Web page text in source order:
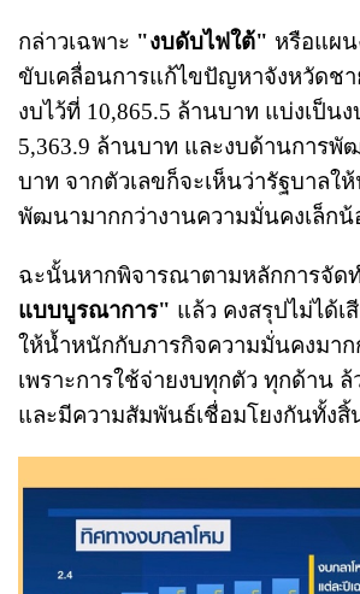
กล่าวเฉพาะ "งบดับไฟใต้" หรือแผ
ขับเคลื่อนการแก้ไขปัญหาจังหวัดช
งบไว้ที่ 10,865.5 ล้านบาท แบ่งเป็น
5,363.9 ล้านบาท และงบด้านการพั
บาท จากตัวเลขก็จะเห็นว่ารัฐบาลใ
พัฒนามากกว่างานความมั่นคงเล็กน้
ฉะนั้นหากพิจารณาตามหลักการจัด
แบบบูรณาการ" แล้ว คงสรุปไม่ได้เ
ให้น้ำหนักกับภารกิจความมั่นคงมาก
เพราะการใช้จ่ายงบทุกตัว ทุกด้าน
และมีความสัมพันธ์เชื่อมโยงกันทั้งสิ้